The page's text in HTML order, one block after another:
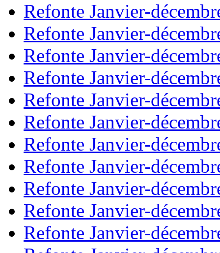
Refonte Janvier-
Refonte Janvier-
Refonte Janvier-
Refonte Janvier-
Refonte Janvier-
Refonte Janvier-
Refonte Janvier-
Refonte Janvier-
Refonte Janvier-
Refonte Janvier-
Refonte Janvier-